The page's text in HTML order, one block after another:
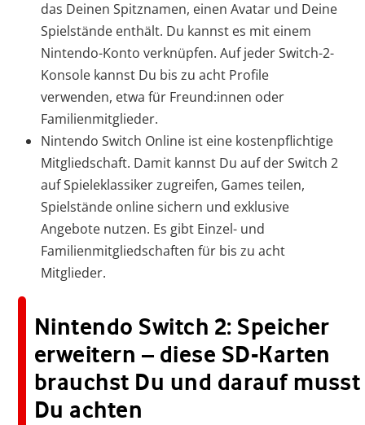
das Deinen Spitznamen, einen Avatar und Deine
Spielstände enthält. Du kannst es mit einem
Nintendo-Konto verknüpfen. Auf jeder Switch-2-
Konsole kannst Du bis zu acht Profile
verwenden, etwa für Freund:innen oder
Familienmitglieder.
Nintendo Switch Online ist eine kostenpflichtige
Mitgliedschaft. Damit kannst Du auf der Switch 2
auf Spieleklassiker zugreifen, Games teilen,
Spielstände online sichern und exklusive
Angebote nutzen. Es gibt Einzel- und
Familienmitgliedschaften für bis zu acht
Mitglieder.
Nintendo Switch 2: Speicher
erweitern – diese SD-Karten
brauchst Du und darauf musst
Du achten